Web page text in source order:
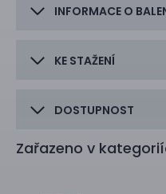
INFORMACE O
KE STAŽENÍ
DOSTUPNOST
Zařazeno v